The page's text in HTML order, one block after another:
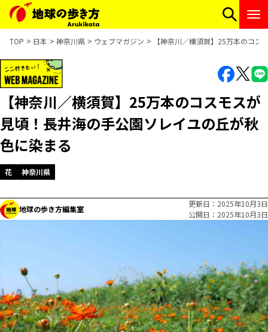
TOP 日本 神奈川県 ウェブマガジン 【神奈川／横須賀】25万本のコ
【神奈川／横須賀】25万本のコスモスが
見頃！長井海の手公園ソレイユの丘が秋
色に染まる
花 神奈川県
地球の歩き方編集室
更新日
2025年10月3日
公開日
2025年10月3日